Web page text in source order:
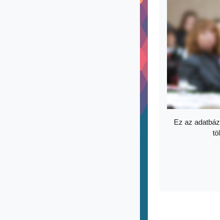
Ez az